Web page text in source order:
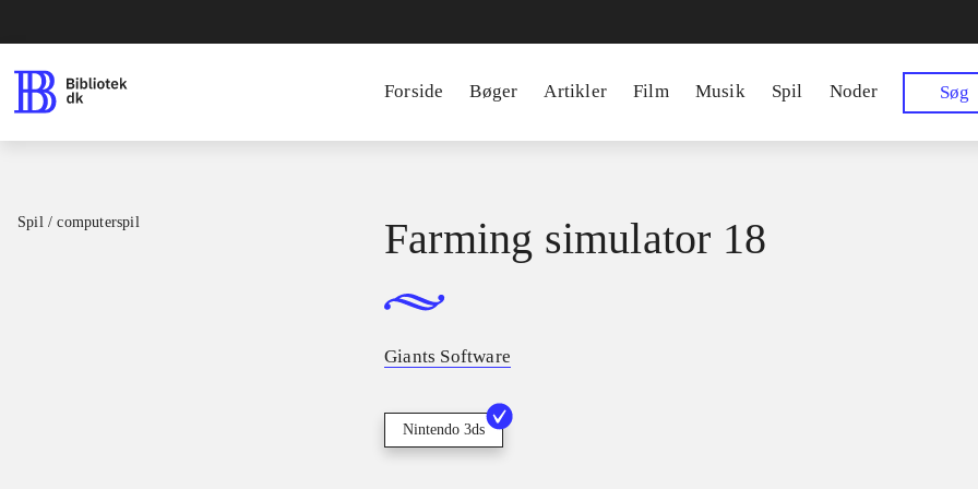
Forside Bøger Artikler Film Musik Spil Noder Søg
Spil / computerspil Farming simulator 18
Giants Software
Nintendo 3ds